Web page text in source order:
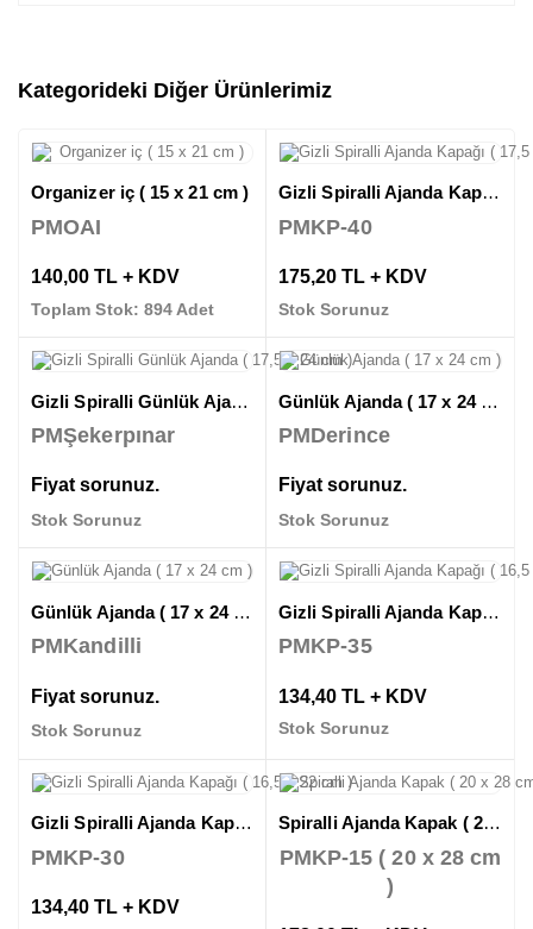
Kategorideki Diğer Ürünlerimiz
Organizer iç ( 15 x 21 cm )
PMOAI
140,00 TL + KDV
Toplam Stok: 894 Adet
Gizli Spiralli Ajanda Kapağı ( 17,5 x 24 cm )
PMKP-40
175,20 TL + KDV
Stok Sorunuz
Gizli Spiralli Günlük Ajanda ( 17,5 x 24 cm )
PMŞekerpınar
Fiyat sorunuz.
Stok Sorunuz
Günlük Ajanda ( 17 x 24 cm )
PMDerince
Fiyat sorunuz.
Stok Sorunuz
Günlük Ajanda ( 17 x 24 cm )
PMKandilli
Fiyat sorunuz.
Stok Sorunuz
Gizli Spiralli Ajanda Kapağı ( 16,5 x 22 cm )
PMKP-35
134,40 TL + KDV
Stok Sorunuz
Gizli Spiralli Ajanda Kapağı ( 16,5 x 22 cm )
PMKP-30
134,40 TL + KDV
Spiralli Ajanda Kapak ( 20 x 28 cm )
PMKP-15 ( 20 x 28 cm
)